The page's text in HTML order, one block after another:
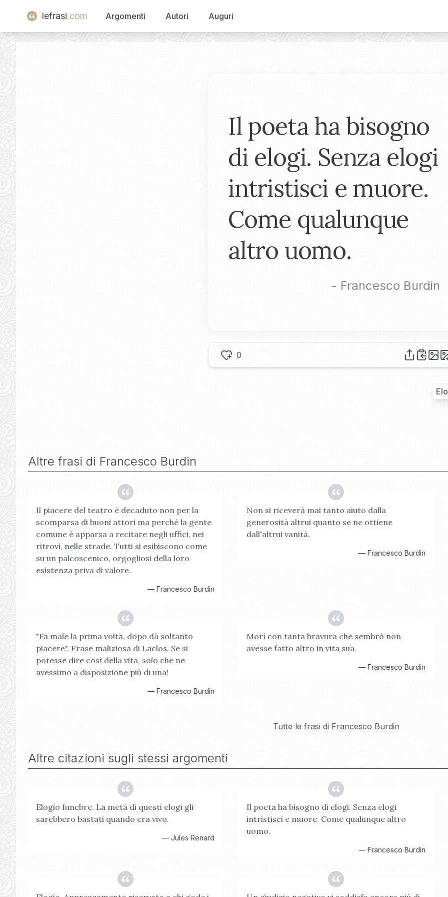
lefrasi.com Argomenti Autori Auguri
Il poeta ha bisogno
di elogi. Senza elogi
intristisci e muore.
Come qualunque
altro uomo.
- Francesco Burdin
0
Altre frasi di Francesco Burdin
Il piacere del teatro è decaduto non per la
scomparsa di buoni attori ma perché la gente
comune è apparsa a recitare negli uffici, nei
ritrovi, nelle strade. Tutti si esibiscono come
su un palcoscenico, orgogliosi della loro
esistenza priva di valore.
—Francesco Burdin
Non si riceverà mai tanto aiuto dalla
generosità altrui quanto se ne ottiene
dall'altrui vanità.
— Francesco Burdin
"Fa male la prima volta, dopo dà soltanto
piacere". Frase maliziosa di Laclos. Se si
potesse dire così della vita, solo che ne
avessimo a disposizione più di una!
—Francesco Burdin
Morì con tanta bravura che sembrò non
avesse fatto altro in vita sua.
— Francesco Burdin
Tutte le frasi di Francesco Burdin
Altre citazioni sugli stessi argomenti
Elogio funebre. La metà di questi elogi gli
sarebbero bastati quando era vivo.
—Jules Renard
Il poeta ha bisogno di elogi. Senza elogi
intristisci e muore. Come qualunque altro
uomo.
— Francesco Burdin